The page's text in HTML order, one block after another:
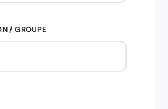
/ GROUPE